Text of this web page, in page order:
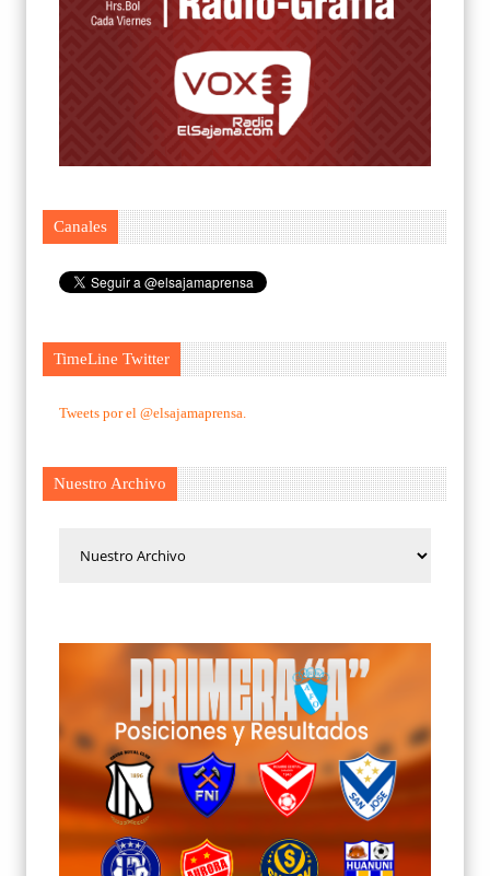
Canales
TimeLine Twitter
Tweets por el @elsajamaprensa.
Nuestro Archivo